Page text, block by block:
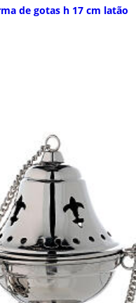
de gotas h 17 cm latão